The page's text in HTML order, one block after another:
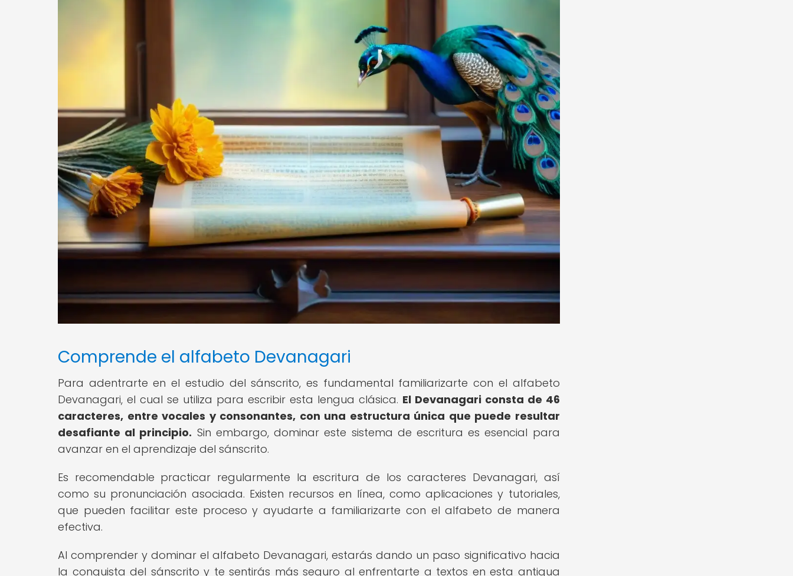
Comprende el alfabeto Devanagari
Para adentrarte en el estudio del sánscrito, es fundamental familiarizarte con el alfabeto
Devanagari, el cual se utiliza para escribir esta lengua clásica. El Devanagari consta de 46
caracteres, entre vocales y consonantes, con una estructura única que puede resultar
desafiante al principio. Sin embargo, dominar este sistema de escritura es esencial para
avanzar en el aprendizaje del sánscrito.
Es recomendable practicar regularmente la escritura de los caracteres Devanagari, así
como su pronunciación asociada. Existen recursos en línea, como aplicaciones y tutoriales,
que pueden facilitar este proceso y ayudarte a familiarizarte con el alfabeto de manera
efectiva.
Al comprender y dominar el alfabeto Devanagari, estarás dando un paso significativo hacia
la conquista del sánscrito y te sentirás más seguro al enfrentarte a textos en esta antigua